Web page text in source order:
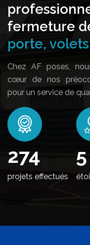
fermeture
porte,
Chez AF poses,
cœur de nos
pour un service de
332
projets effectués
5